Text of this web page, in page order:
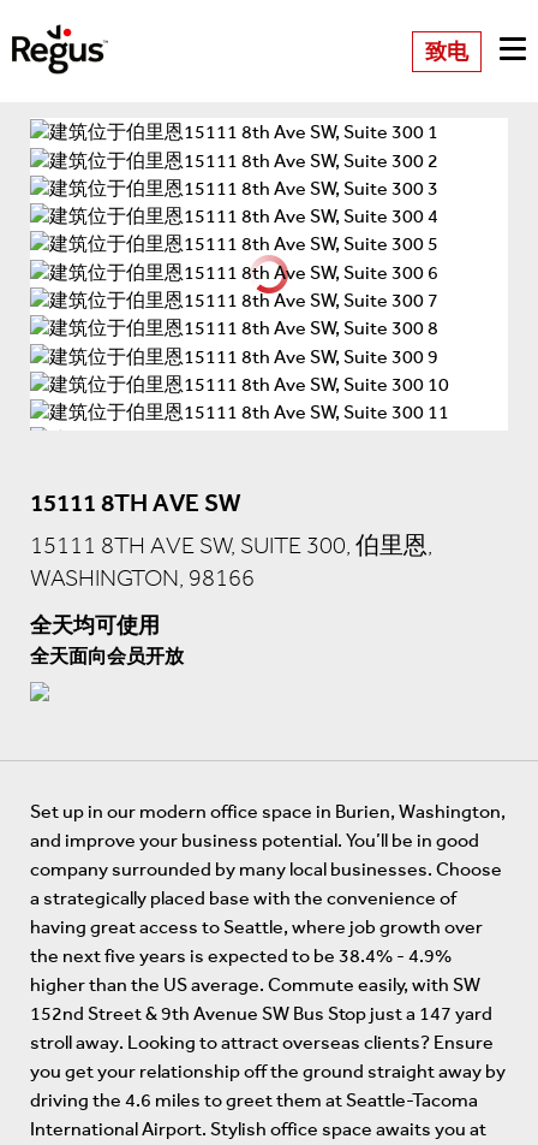
致电
15111 8TH AVE SW
15111 8TH AVE SW, SUITE 300, 伯里恩,
WASHINGTON, 98166
全天均可使用
全天面向会员开放
Set up in our modern office space in Burien, Washington,
and improve your business potential. You’ll be in good
company surrounded by many local businesses. Choose
a strategically placed base with the convenience of
having great access to Seattle, where job growth over
the next five years is expected to be 38.4% - 4.9%
higher than the US average. Commute easily, with SW
152nd Street & 9th Avenue SW Bus Stop just a 147 yard
stroll away. Looking to attract overseas clients? Ensure
you get your relationship off the ground straight away by
driving the 4.6 miles to greet them at Seattle-Tacoma
International Airport. Stylish office space awaits you at